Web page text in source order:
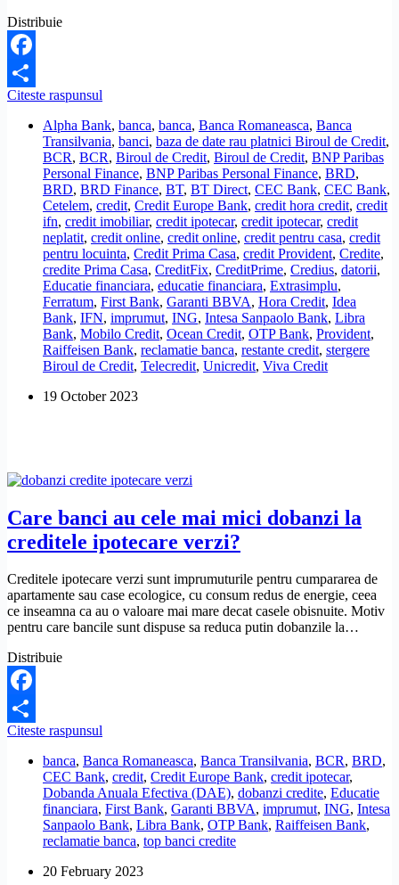
Distribuie
Facebook
Share
Citeste raspunsul
si
IFN-
uri
raporteaza
la
Biroul
de
Credit
datele
clientilor?
Alpha Bank, banca, banca, Banca Romaneasca, Banca
Transilvania, banci, baza de date rau platnici Biroul de Credit,
BCR, BCR, Biroul de Credit, Biroul de Credit, BNP Paribas
Personal Finance, BNP Paribas Personal Finance, BRD,
BRD, BRD Finance, BT, BT Direct, CEC Bank, CEC Bank,
Cetelem, credit, Credit Europe Bank, credit hora credit, credit
ifn, credit imobiliar, credit ipotecar, credit ipotecar, credit
neplatit, credit online, credit online, credit pentru casa, credit
pentru locuinta, Credit Prima Casa, credit Provident, Credite,
credite Prima Casa, CreditFix, CreditPrime, Credius, datorii,
Educatie financiara, educatie financiara, Extrasimplu,
Ferratum, First Bank, Garanti BBVA, Hora Credit, Idea
Bank, IFN, imprumut, ING, Intesa Sanpaolo Bank, Libra
Bank, Mobilo Credit, Ocean Credit, OTP Bank, Provident,
Raiffeisen Bank, reclamatie banca, restante credit, stergere
Biroul de Credit, Telecredit, Unicredit, Viva Credit
19 October 2023
Care banci au cele mai mici dobanzi la
creditele ipotecare verzi?
Creditele ipotecare verzi sunt imprumuturile pentru cumpararea de
apartamente sau case ecologice, cu consum redus de energie, ceea
ce inseamna ca au o valoare mai mare decat casele obisnuite. Motiv
pentru care bancile sunt dispuse sa reduca putin dobanzile la…
Distribuie
Facebook
Share
Citeste raspunsul
au
cele
mai
mici
dobanzi
la
ipotecare
banca, Banca Romaneasca, Banca Transilvania, BCR, BRD,
CEC Bank, credit, Credit Europe Bank, credit ipotecar,
Dobanda Anuala Efectiva (DAE), dobanzi credite, Educatie
financiara, First Bank, Garanti BBVA, imprumut, ING, Intesa
Sanpaolo Bank, Libra Bank, OTP Bank, Raiffeisen Bank,
reclamatie banca, top banci credite
20 February 2023